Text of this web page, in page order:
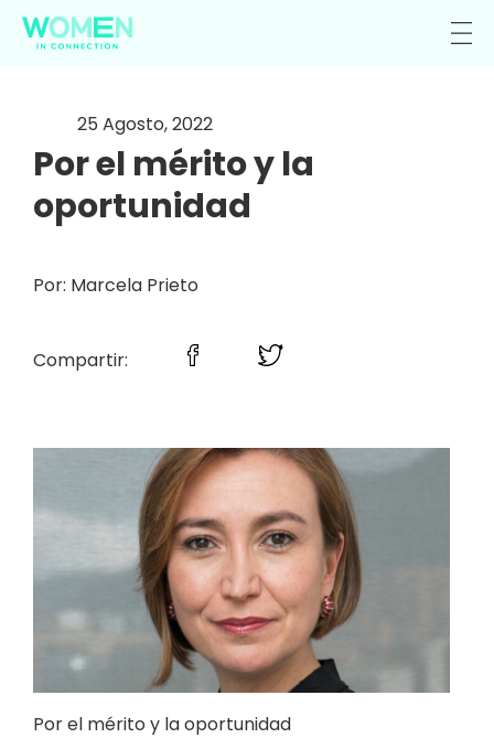
25 Agosto, 2022
Por el mérito y la
oportunidad
Por: Marcela Prieto
Compartir:
Por el mérito y la oportunidad